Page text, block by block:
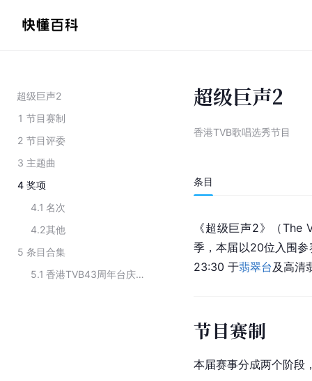
超级巨声2
1 节目赛制
2 节目评委
3 主题曲
4 奖项
4.1 名次
4.2其他
5 条目合集
5.1
香港TVB43周年台庆颁奖典礼获奖名单
超级巨声2
香港TVB歌唱选秀节目
条目
《超级巨声2》（The
季，本届以20位入围
23:30 于翡翠台 及高清
节目赛制
本届赛事分成两个阶段